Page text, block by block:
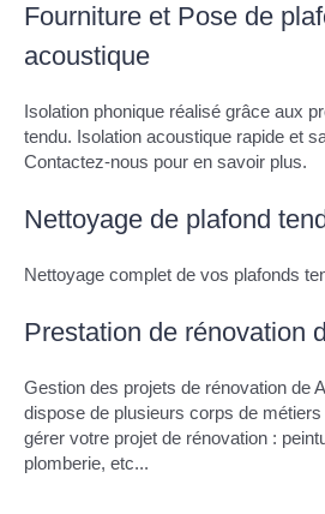
Fourniture et Pose de
acoustique
Isolation phonique réalisé grâce aux
tendu. Isolation acoustique rapide et
Contactez-nous pour en savoir plus.
Nettoyage de plafond
Nettoyage complet de vos plafonds
Prestation de rénovation
Gestion des projets de rénovation de
dispose de plusieurs corps de
gérer votre projet de rénovation :
plomberie, etc...